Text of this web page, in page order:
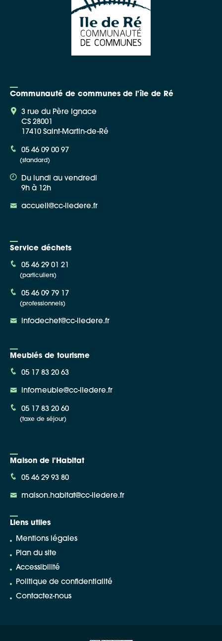
Communauté de communes de l'île de Ré
3 rue du Père Ignace
CS 28001
17410 Saint-Martin-de-Ré
05 46 09 00 97
(standard)
Du lundi au vendredi
9h à 12h
accueil@cc-iledere.fr
Service déchets
05 46 29 01 21
(particuliers)
05 46 09 79 17
(professionnels)
infodechet@cc-iledere.fr
Meublés de tourisme
05 17 83 20 63
infomeuble@cc-iledere.fr
05 17 83 20 60
(taxe de séjour)
Maison de l'Habitat
05 46 29 93 80
maison.habitat@cc-iledere.fr
Liens utiles
Mentions légales
Plan du site
Accessibilité
Politique de confidentialité
Contactez-nous